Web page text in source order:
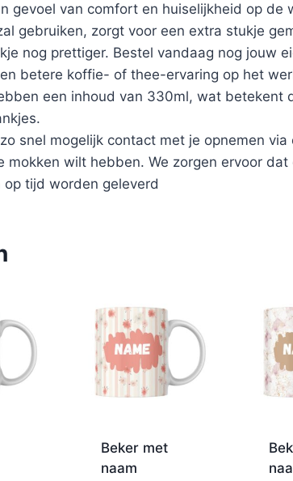
gevoel van comfort en huiselijkheid op de
gebruiken, zorgt voor een extra stukje
nog prettiger. Bestel vandaag nog jouw
betere koffie- of thee-ervaring op het
een inhoud van 330ml, wat betekent
snel mogelijk contact met je opnemen via
wilt hebben. We zorgen ervoor dat
tijd worden geleverd
Beker met
naam